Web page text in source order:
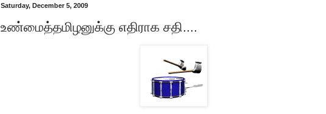
Saturday, December 5, 2009
உண்மைத்தமிழனுக்கு எதிராக சதி....